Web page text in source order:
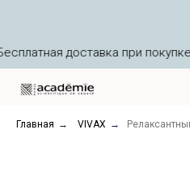
доставка при покупке
Главная → VIVAX →